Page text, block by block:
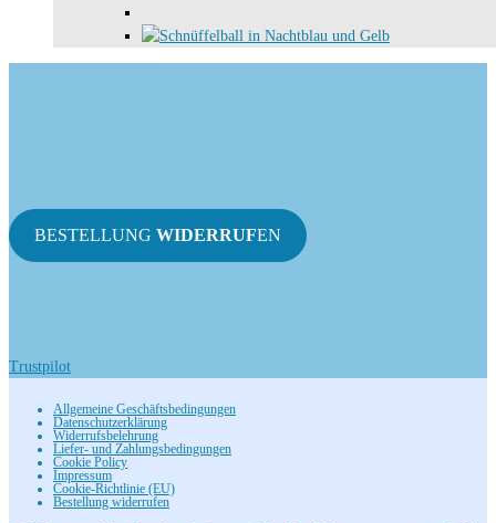
BESTELLUNG WIDERRUFEN
Trustpilot
Allgemeine Geschäftsbedingungen
Datenschutzerklärung
Widerrufsbelehrung
Liefer- und Zahlungsbedingungen
Cookie Policy
Impressum
Cookie-Richtlinie (EU)
Bestellung widerrufen